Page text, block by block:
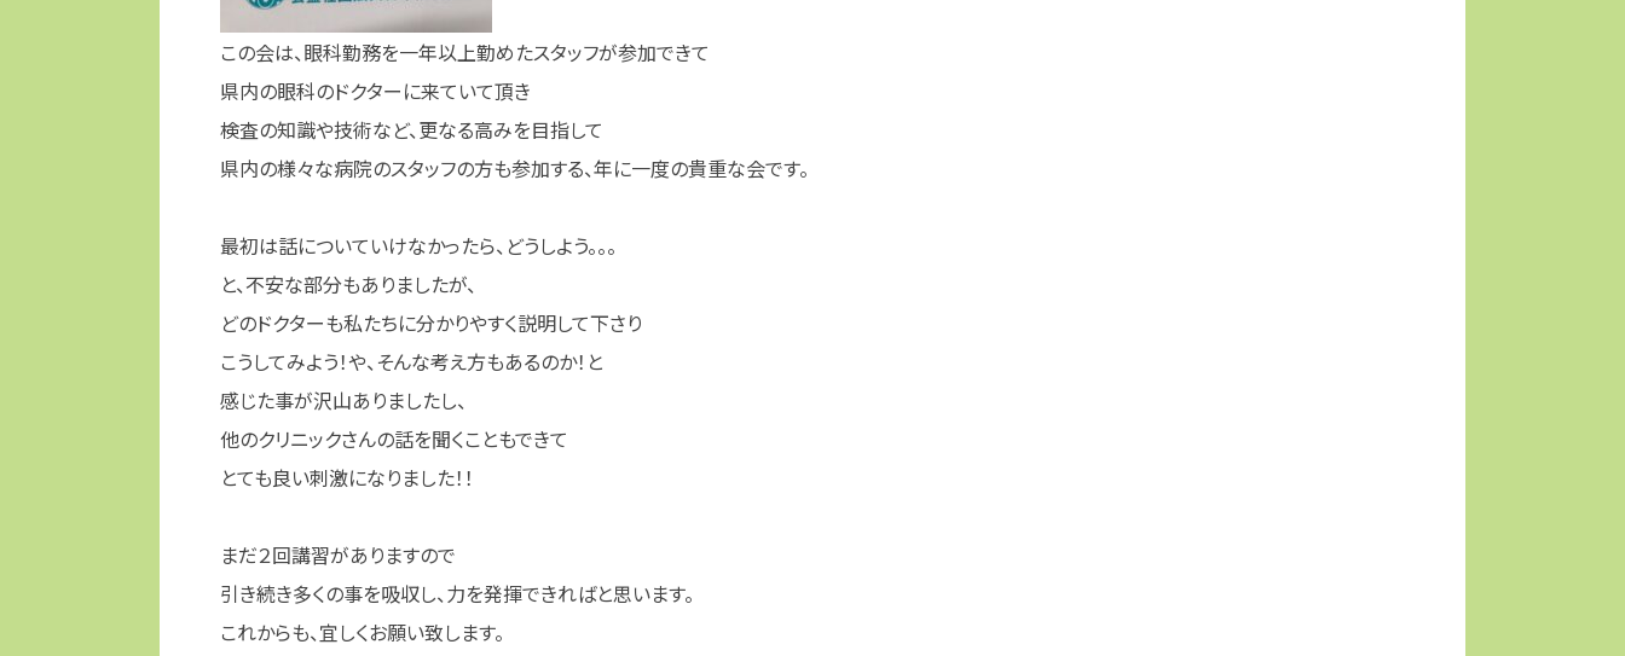
この会は、眼科勤務を一年以上勤めたスタッフが参加できて
県内の眼科のドクターに来ていて頂き
検査の知識や技術など、更なる高みを目指して
県内の様々な病院のスタッフの方も参加する、年に一度の貴重な会です。
最初は話についていけなかったら、どうしよう。。。
と、不安な部分もありましたが、
どのドクターも私たちに分かりやすく説明して下さり
こうしてみよう！や、そんな考え方もあるのか！と
感じた事が沢山ありましたし、
他のクリニックさんの話を聞くこともできて
とても良い刺激になりました！！
まだ２回講習がありますので
引き続き多くの事を吸収し、力を発揮できればと思います。
これからも、宜しくお願い致します。